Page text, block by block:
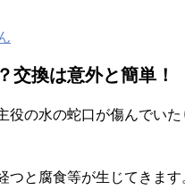
交換は意外と簡単！
役の水の蛇口が傷んでい
と腐食等が生じてきます